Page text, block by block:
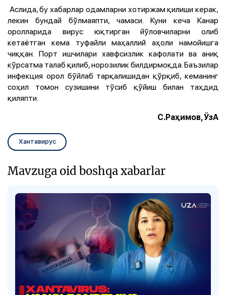
Аслида, бу хабарлар одамларни хотиржам қилиши керак,
лекин бундай бўлмаяпти, чамаси. Куни кеча Канар
оролларида вирус юқтирган йўловчиларни олиб
кетаётган кема туфайли маҳаллий аҳоли намойишга
чиққан. Порт ишчилари хавфсизлик кафолати ва аниқ
кўрсатма талаб қилиб, норозилик билдирмоқда. Баъзилар
инфекция орол бўйлаб тарқалишидан қўрқиб, кеманинг
соҳил томон сузишини тўсиб қўйиш билан таҳдид
қиляпти.
С.Раҳимов, ЎзА
Хантавирус
Mavzuga oid boshqa xabarlar